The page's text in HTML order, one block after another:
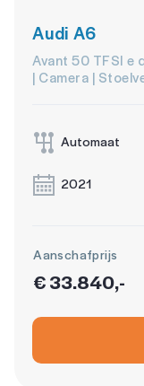
Audi A6
Avant 50 TFSI e
| Camera |
Automaat
2021
Aanschafprijs
€ 33.840,-